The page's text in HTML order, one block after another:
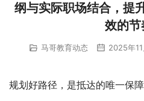
纲与实际职场结合，提
效的节
马哥教育动态 2025年
规划好路径，是抵达的唯一保障